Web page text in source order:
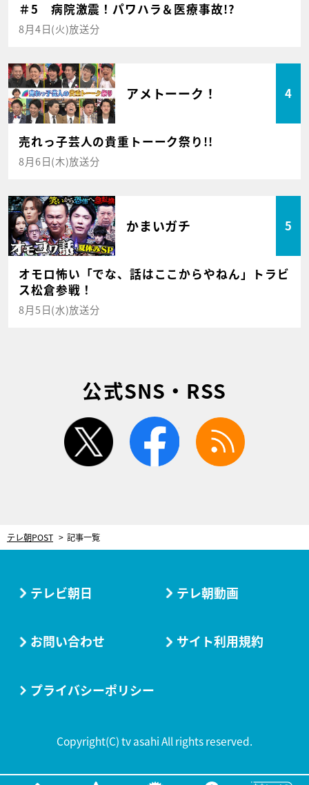
＃5 病院激震！パワハラ＆医療事故!?
8月4日(火)放送分
アメトーーク！ 4
売れっ子芸人の貴重トーーク祭り!!
8月6日(木)放送分
かまいガチ 5
オモロ怖い「でな、話はここからやねん」トラビ
ス松倉参戦！
8月5日(水)放送分
公式SNS・RSS
twitter facebook
テレ朝POST 記事一覧
テレビ朝日 テレ朝動画
お問い合わせ サイト利用規約
プライバシーポリシー
Copyright(C) tv asahi All rights reserved.